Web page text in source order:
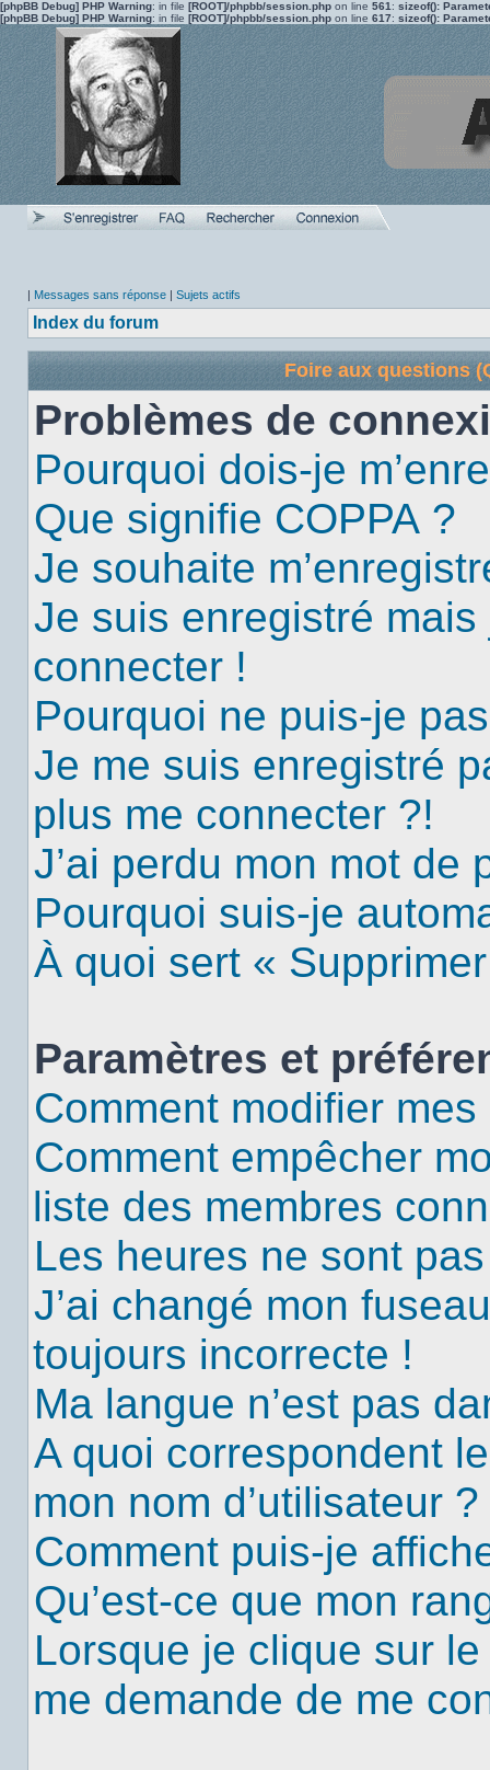
[phpBB Debug] PHP Warning: in file [ROOT]/phpbb/session.php on line 561 : sizeof():
[phpBB Debug] PHP Warning: in file [ROOT]/phpbb/session.php on line 617: sizeof():
| Messages sans réponse | Sujets actifs
Index du forum
Foire aux questions
Problèmes de
Pourquoi dois-je
Que signifie COPPA ?
Je souhaite
Je suis enregistré
connecter !
Pourquoi ne puis-je
Je me suis enregistré
plus me connecter ?!
J’ai perdu mon mot de
Pourquoi suis-je
À quoi sert «
Paramètres et
Comment modifier
Comment empêcher
liste des membres
Les heures ne sont
J’ai changé mon
toujours incorrecte !
Ma langue n’est pas
A quoi correspondent
mon nom d’utilisateur ?
Comment puis-je
Qu’est-ce que mon
Lorsque je clique sur
me demande de me